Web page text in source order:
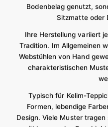
Bodenbelag genutzt,
Sitzmatte oder
Ihre Herstellung variiert
Tradition. Im Allgemeinen
Webstühlen von Hand
charakteristischen
Typisch für Kelim-
Formen, lebendige
Design. Viele Muster